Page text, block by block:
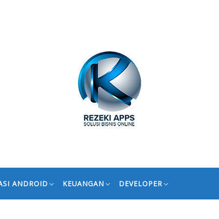
ANDROID KEUANGAN DEVELOPER